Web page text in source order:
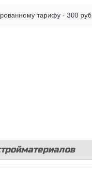
тарифу - 300 руб.